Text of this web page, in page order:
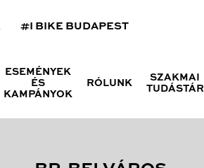
#I BIKE BUDAPEST
ESEMÉNYEK
ÉS
KAMPÁNYOK
RÓLUNK
SZAKMAI
TUDÁSTÁR